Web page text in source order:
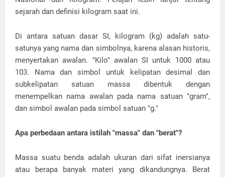
sejarah dan definisi kilogram saat ini.
Di antara satuan dasar SI, kilogram (kg) adalah satu-
satunya yang nama dan simbolnya, karena alasan historis,
menyertakan awalan. "Kilo" awalan SI untuk 1000 atau
103. Nama dan simbol untuk kelipatan desimal dan
subkelipatan satuan massa dibentuk dengan
menempelkan nama awalan pada nama satuan "gram",
dan simbol awalan pada simbol satuan "g."
Apa perbedaan antara istilah "massa" dan "berat"?
Massa suatu benda adalah ukuran dari sifat inersianya
atau berapa banyak materi yang dikandungnya. Berat